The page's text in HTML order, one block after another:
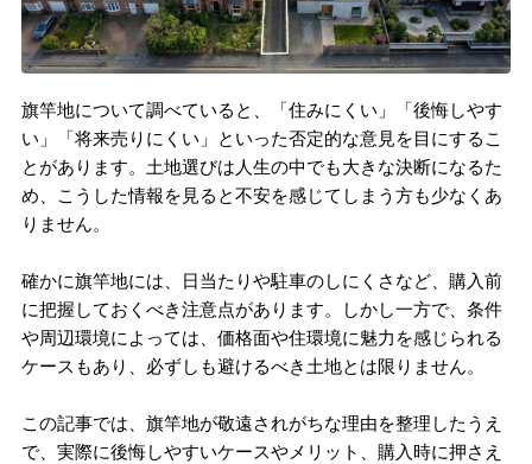
旗竿地について調べていると、「住みにくい」「後悔しやす
い」「将来売りにくい」といった否定的な意見を目にするこ
とがあります。土地選びは人生の中でも大きな決断になるた
め、こうした情報を見ると不安を感じてしまう方も少なくあ
りません。
確かに旗竿地には、日当たりや駐車のしにくさなど、購入前
に把握しておくべき注意点があります。しかし一方で、条件
や周辺環境によっては、価格面や住環境に魅力を感じられる
ケースもあり、必ずしも避けるべき土地とは限りません。
この記事では、旗竿地が敬遠されがちな理由を整理したうえ
で、実際に後悔しやすいケースやメリット、購入時に押さえ